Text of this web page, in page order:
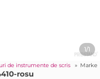
1/1
de instrumente de scris »
rosu